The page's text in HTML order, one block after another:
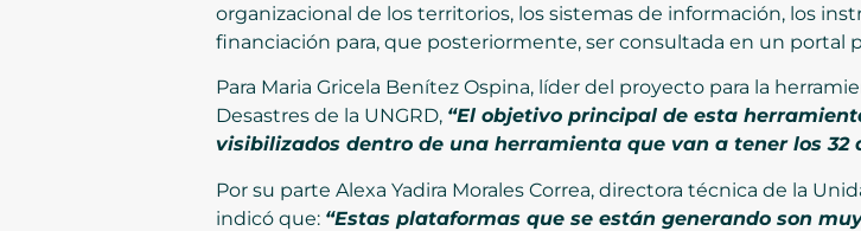
organizacional de los territorios, los sistemas de información, los
financiación para, que posteriormente, ser consultada en un portal
Para Maria Gricela Benítez Ospina, líder del proyecto para la
Desastres de la UNGRD, “El objetivo principal de esta
visibilizados dentro de una herramienta que van a tener los 32
Por su parte Alexa Yadira Morales Correa, directora técnica de la
indicó que: “Estas plataformas que se están generando son